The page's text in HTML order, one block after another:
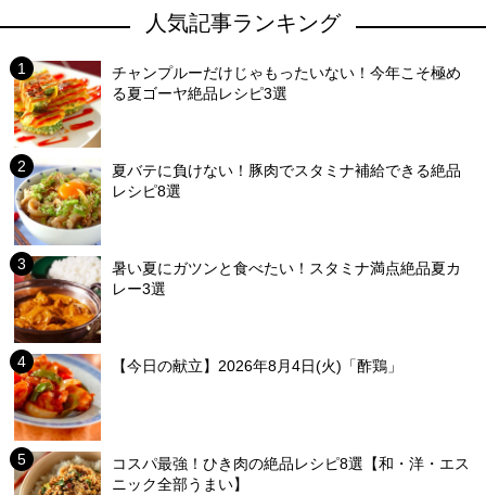
人気記事ランキング
チャンプルーだけじゃもったいない！今年こそ極め
る夏ゴーヤ絶品レシピ3選
夏バテに負けない！豚肉でスタミナ補給できる絶品
レシピ8選
暑い夏にガツンと食べたい！スタミナ満点絶品夏カ
レー3選
【今日の献立】2026年8月4日(火)「酢鶏」
コスパ最強！ひき肉の絶品レシピ8選【和・洋・エス
ニック全部うまい】